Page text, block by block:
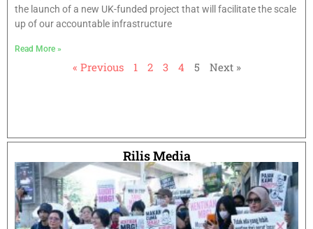
the launch of a new UK-funded project that will facilitate the scale
up of our accountable infrastructure
Read More »
« Previous 1 2 3 4 5 Next »
Rilis Media